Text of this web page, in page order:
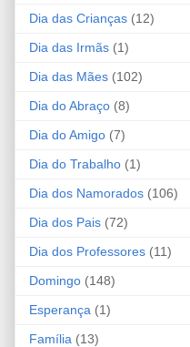
Dia das Crianças (12)
Dia das Irmãs (1)
Dia das Mães (102)
Dia do Abraço (8)
Dia do Amigo (7)
Dia do Trabalho (1)
Dia dos Namorados (106)
Dia dos Pais (72)
Dia dos Professores (11)
Domingo (148)
Esperança (1)
Família (13)